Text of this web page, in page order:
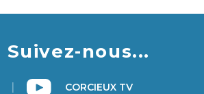
Suivez-nous...
| CORCIEUX TV